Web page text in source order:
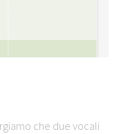
che due vocali